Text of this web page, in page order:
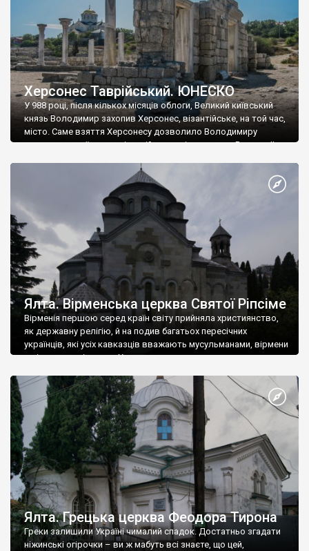
Херсонес Таврійський. ЮНЕСКО
У 988 році, після кількох місяців облоги, Великий київський
князь Володимир захопив Херсонес, візантійське, на той час,
місто. Саме взяття Херсонесу дозволило Володимиру
диктувати свої умови візантійському імператору Василю ІІ, та
Херсонесі Володимир-язичник, став Василем-християнином.
А потім було Хрещення Русі. На честь Херсонесу Таврійського
Ялта. Вірменська церква Святої Ріпсіме
Вірменія першою серед країн світу прийняла християнство,
як державну релігію, й на подив багатьох пересічних
українців, які усіх кавказців вважають мусульманами, вірмени
є відданими вірянами Христа
Ялта. Грецька церква Феодора Тирона
Греки залишили Україні чималий спадок. Достатньо згадати
ніжинські огірочки – ви ж мабуть всі знаєте, що цей,